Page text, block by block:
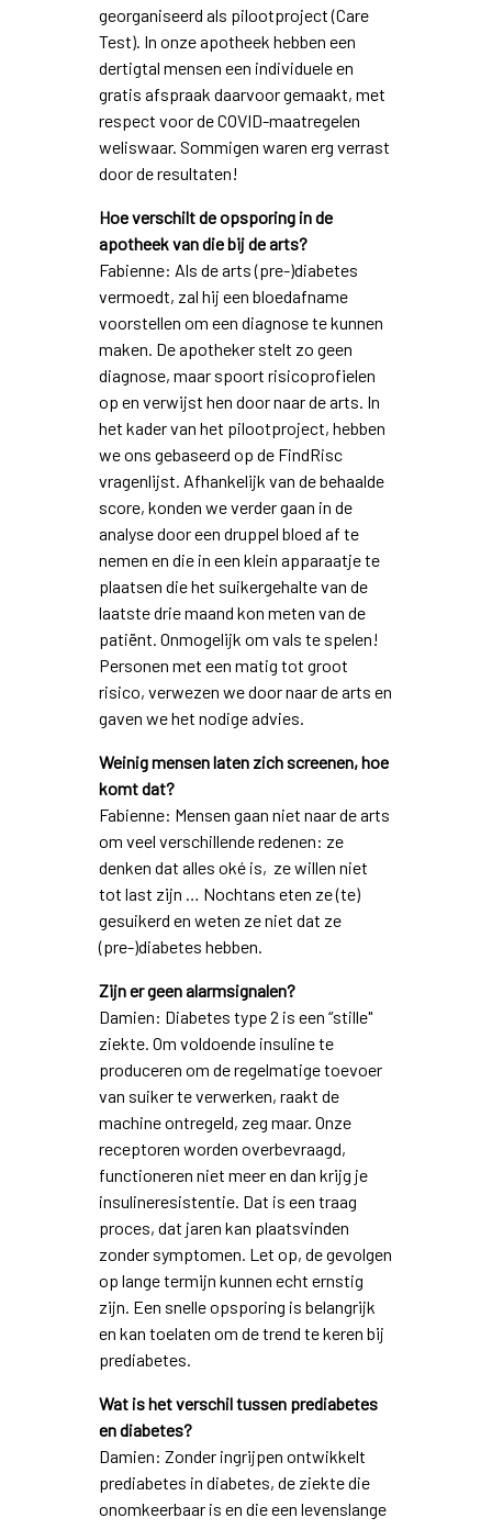
georganiseerd als pilootproject (Care
Test). In onze apotheek hebben een
dertigtal mensen een individuele en
gratis afspraak daarvoor gemaakt, met
respect voor de COVID-maatregelen
weliswaar. Sommigen waren erg verrast
door de resultaten!
Hoe verschilt de opsporing in de
apotheek van die bij de arts?
Fabienne: Als de arts (pre-)diabetes
vermoedt, zal hij een bloedafname
voorstellen om een diagnose te kunnen
maken. De apotheker stelt zo geen
diagnose, maar spoort risicoprofielen
op en verwijst hen door naar de arts. In
het kader van het pilootproject, hebben
we ons gebaseerd op de FindRisc
vragenlijst. Afhankelijk van de behaalde
score, konden we verder gaan in de
analyse door een druppel bloed af te
nemen en die in een klein apparaatje te
plaatsen die het suikergehalte van de
laatste drie maand kon meten van de
patiënt. Onmogelijk om vals te spelen!
Personen met een matig tot groot
risico, verwezen we door naar de arts en
gaven we het nodige advies.
Weinig mensen laten zich screenen, hoe
komt dat?
Fabienne: Mensen gaan niet naar de arts
om veel verschillende redenen: ze
denken dat alles oké is, ze willen niet
tot last zijn … Nochtans eten ze (te)
gesuikerd en weten ze niet dat ze
(pre-)diabetes hebben.
Zijn er geen alarmsignalen?
Damien: Diabetes type 2 is een “stille"
ziekte. Om voldoende insuline te
produceren om de regelmatige toevoer
van suiker te verwerken, raakt de
machine ontregeld, zeg maar. Onze
receptoren worden overbevraagd,
functioneren niet meer en dan krijg je
insulineresistentie. Dat is een traag
proces, dat jaren kan plaatsvinden
zonder symptomen. Let op, de gevolgen
op lange termijn kunnen echt ernstig
zijn. Een snelle opsporing is belangrijk
en kan toelaten om de trend te keren bij
prediabetes.
Wat is het verschil tussen prediabetes
en diabetes?
Damien: Zonder ingrijpen ontwikkelt
prediabetes in diabetes, de ziekte die
onomkeerbaar is en die een levenslange